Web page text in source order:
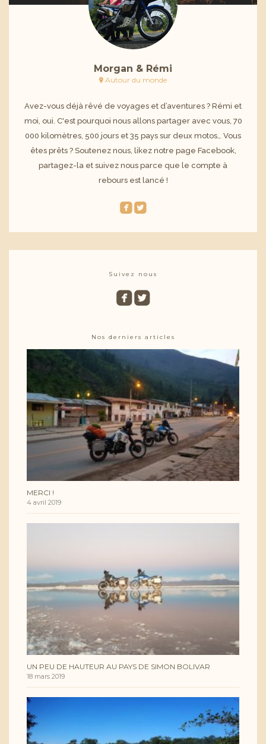
Morgan & Rémi
Autour du monde
Avez-vous déjà rêvé de voyages et d’aventures ? Rémi et
moi, oui. C'est pourquoi nous allons partager avec vous, 70
000 kilomètres, 500 jours et 35 pays sur deux motos… Vous
êtes prêts ? Soutenez nous, likez notre page Facebook,
partagez-la et suivez nous parce que le compte à
rebours est lancé !
roundedfacebookroundedtwitterbird
Suivez nous
roundedfacebookroundedtwitterbird
Nos derniers articles
MERCI !
4 avril 2019
UN PEU DE HAUTEUR AU PAYS DE SIMON BOLIVAR
18 mars 2019